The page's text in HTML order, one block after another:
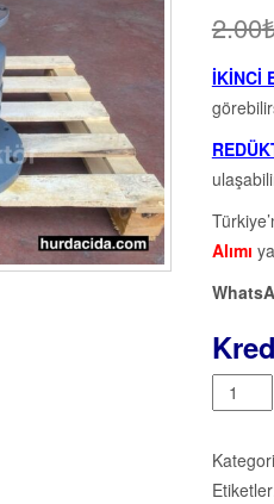
2.00
İKİNCİ
Alımı
Miktar